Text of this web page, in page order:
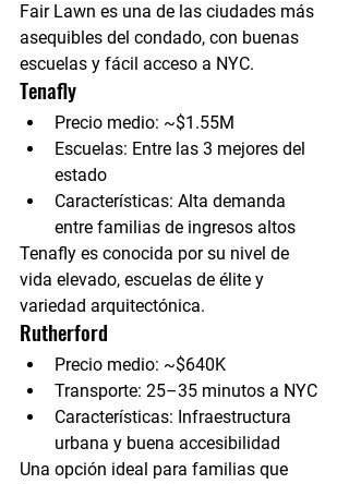
Fair Lawn es una de las ciudades más
asequibles del condado, con buenas
escuelas y fácil acceso a NYC.
Tenafly
Precio medio: ~$1.55M
Escuelas: Entre las 3 mejores del
estado
Características: Alta demanda
entre familias de ingresos altos
Tenafly es conocida por su nivel de
vida elevado, escuelas de élite y
variedad arquitectónica.
Rutherford
Precio medio: ~$640K
Transporte: 25–35 minutos a NYC
Características: Infraestructura
urbana y buena accesibilidad
Una opción ideal para familias que